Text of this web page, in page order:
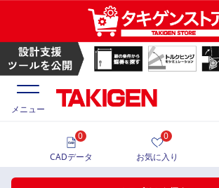
価格一覧
メニュー
0
CADデータ
0
お気に入り